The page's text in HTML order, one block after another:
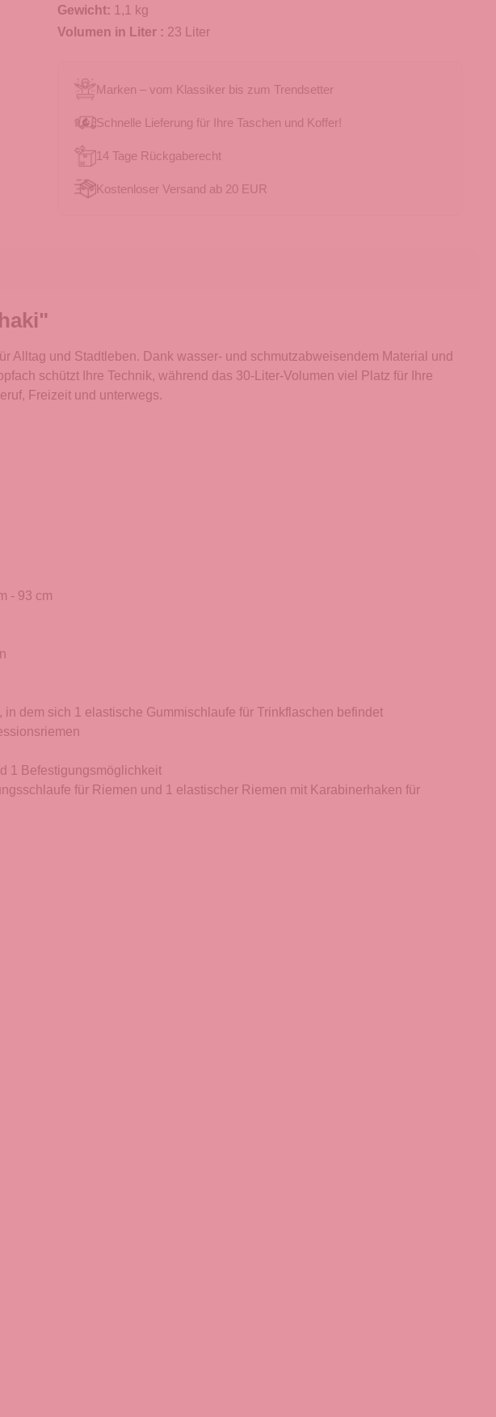
Gewicht: 1,1 kg
Volumen in Liter : 23 Liter
Marken – vom Klassiker bis zum Trendsetter
Schnelle Lieferung für Ihre Taschen und Koffer!
14 Tage Rückgaberecht
Kostenloser Versand ab 20 EUR
Alltag und Stadtleben. Dank wasser- und schmutzabweisendem Material und
schützt Ihre Technik, während das 30-Liter-Volumen viel Platz für Ihre
Freizeit und unterwegs.
- 93 cm
dem sich 1 elastische Gummischlaufe für Trinkflaschen befindet
1 Befestigungsmöglichkeit
für Riemen und 1 elastischer Riemen mit Karabinerhaken für